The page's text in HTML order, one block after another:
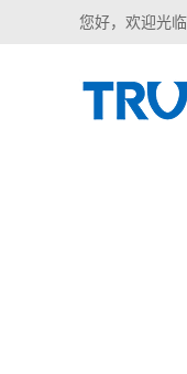
您好，欢迎光